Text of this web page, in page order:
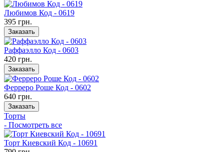
Любимов Код - 0619
395 грн.
Заказать
Раффаэлло Код - 0603
420 грн.
Заказать
Ферреро Роше Код - 0602
640 грн.
Заказать
Торты
- Посмотреть все
Торт Киевский Код - 10691